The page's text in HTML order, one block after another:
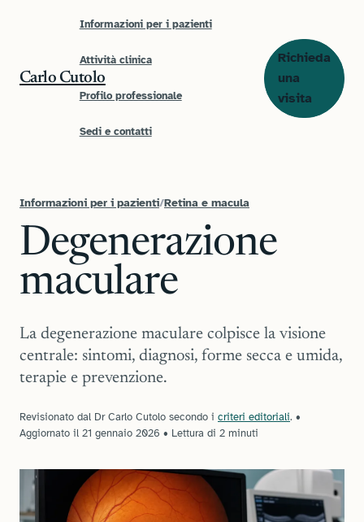
Carlo Cutolo
Informazioni per i pazienti
Attività clinica
Profilo professionale
Sedi e contatti
Richieda
una
visita
Informazioni per i pazienti/Retina e macula
Degenerazione
maculare
La degenerazione maculare colpisce la visione
centrale: sintomi, diagnosi, forme secca e umida,
terapie e prevenzione.
Revisionato dal Dr Carlo Cutolo secondo i criteri editoriali. •
Aggiornato il 21 gennaio 2026 • Lettura di 2 minuti